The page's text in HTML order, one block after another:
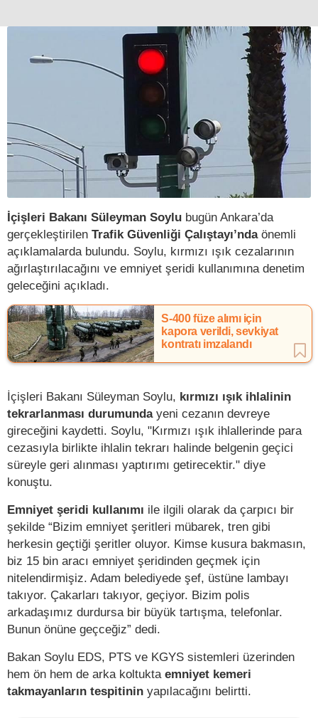
İçişleri Bakanı Süleyman Soylu bugün Ankara’da
gerçekleştirilen Trafik Güvenliği Çalıştayı’ndaönemli
açıklamalarda bulundu. Soylu, kırmızı ışık cezalarının
ağırlaştırılacağını ve emniyet şeridi kullanımına denetim
geleceğini açıkladı.
S-400 füze alımı için
kapora verildi, sevkiyat
kontratı imzalandı
İçişleri Bakanı Süleyman Soylu, kırmızı ışık ihlalinin
tekrarlanması durumundayeni cezanın devreye
gireceğini kaydetti. Soylu, "Kırmızı ışık ihlallerinde para
cezasıyla birlikte ihlalin tekrarı halinde belgenin geçici
süreyle geri alınması yaptırımı getirecektir." diye
konuştu.
Emniyet şeridi kullanımı ile ilgili olarak da çarpıcı bir
şekilde “Bizim emniyet şeritleri mübarek, tren gibi
herkesin geçtiği şeritler oluyor. Kimse kusura bakmasın,
biz 15 bin aracı emniyet şeridinden geçmek için
nitelendirmişiz. Adam belediyede şef, üstüne lambayı
takıyor. Çakarları takıyor, geçiyor. Bizim polis
arkadaşımız durdursa bir büyük tartışma, telefonlar.
Bunun önüne geçceğiz” dedi.
Bakan Soylu EDS, PTS ve KGYS sistemleri üzerinden
hem ön hem de arka koltuktaemniyet kemeri
takmayanların tespitinin yapılacağını belirtti.